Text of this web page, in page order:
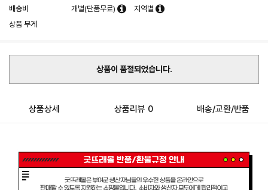
배송비 개별(단품무료)
지역별
상품 무게
상품이 품절되었습니다.
상품상세 상품리뷰 0 배송/교환/반품